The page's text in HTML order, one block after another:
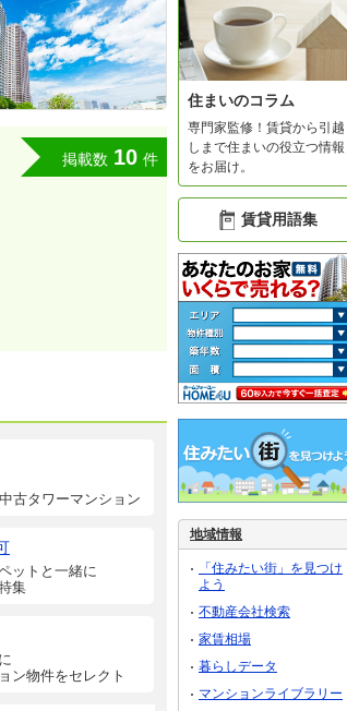
掲載数 10 件
古タワーマンション
ットと一緒に
集
ン物件をセレクト
住まいのコラム
専門家監修！賃貸から引越
しまで住まいの役立つ情報
をお届け。
賃貸用語集
地域情報
「住みたい街」を見つけ
よう
不動産会社検索
家賃相場
暮らしデータ
マンションライブラリー